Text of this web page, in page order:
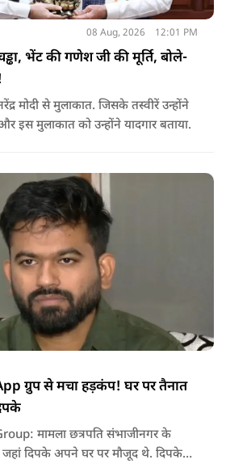
08 Aug, 2026 12:01 PM
भेंट की गणेश जी की मूर्ति, बोले-
मोदी से मुलाकात. जिसके तस्वीरें उन्होंने
इस मुलाकात को उन्होंने यादगार बताया.
ग्रुप से मचा हड़कंप! घर पर तैनात
मामला छत्रपति संभाजीनगर के
दिपके अपने घर पर मौजूद थे. दिपके